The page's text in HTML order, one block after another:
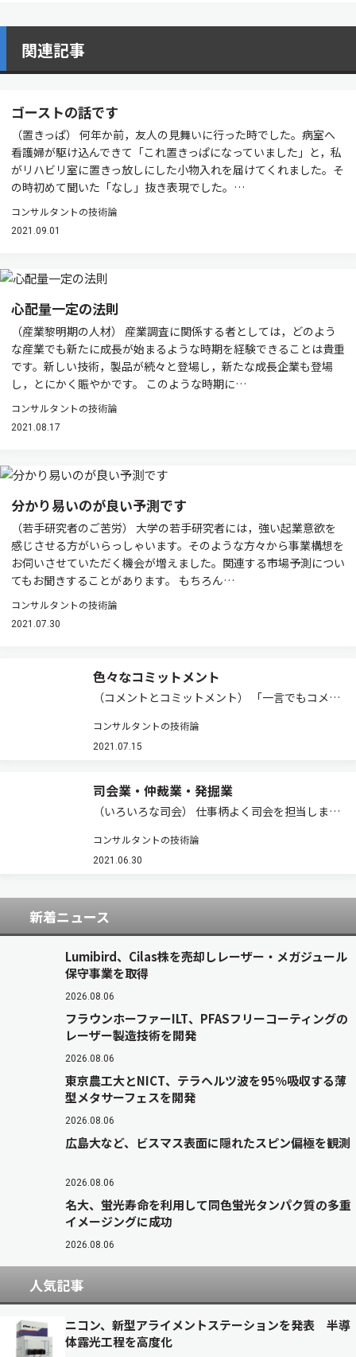
関連記事
ゴーストの話です
（置きっぱ） 何年か前，友人の見舞いに行った時でした。病室へ
看護婦が駆け込んできて「これ置きっぱになっていました」と，私
がリハビリ室に置きっ放しにした小物入れを届けてくれました。そ
の時初めて聞いた「なし」抜き表現でした。…
コンサルタントの技術論
2021.09.01
心配量一定の法則
（産業黎明期の人材） 産業調査に関係する者としては，どのよう
な産業でも新たに成長が始まるような時期を経験できることは貴重
です。新しい技術，製品が続々と登場し，新たな成長企業も登場
し，とにかく賑やかです。 このような時期に…
コンサルタントの技術論
2021.08.17
分かり易いのが良い予測です
（若手研究者のご苦労） 大学の若手研究者には，強い起業意欲を
感じさせる方がいらっしゃいます。そのような方々から事業構想を
お伺いさせていただく機会が増えました。関連する市場予測につい
てもお聞きすることがあります。 もちろん…
コンサルタントの技術論
2021.07.30
色々なコミットメント
（コメントとコミットメント） 「一言でもコメン
わったことがあります。語呂が良かったためか今
でも覚えています。二つの言葉は十分に日本語化
コンサルタントの技術論
2021.07.15
司会業・仲裁業・発掘業
（いろいろな司会） 仕事柄よく司会を担当しまし
ました。個人的には結婚式の司会もやりました。
最も多かったのは，コンサルテーションのワーキ
コンサルタントの技術論
2021.06.30
新着ニュース
Lumibird、Cilas株を売却しレーザー・メガジュール
保守事業を取得
2026.08.06
フラウンホーファーILT、PFASフリーコーティングの
レーザー製造技術を開発
2026.08.06
東京農工大とNICT、テラヘルツ波を95％吸収する薄
型メタサーフェスを開発
2026.08.06
広島大など、ビスマス表面に隠れたスピン偏極を観測
2026.08.06
名大、蛍光寿命を利用して同色蛍光タンパク質の多重
イメージングに成功
2026.08.06
人気記事
ニコン、新型アライメントステーションを発表 半導
体露光工程を高度化